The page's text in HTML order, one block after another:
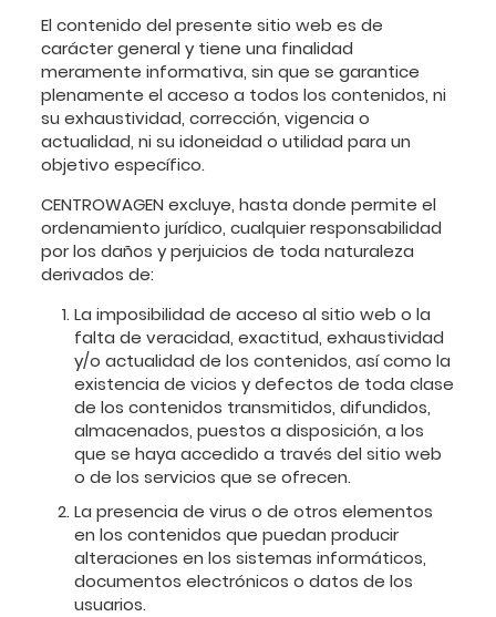
El contenido del presente sitio web es de
carácter general y tiene una finalidad
meramente informativa, sin que se garantice
plenamente el acceso a todos los contenidos, ni
su exhaustividad, corrección, vigencia o
actualidad, ni su idoneidad o utilidad para un
objetivo específico.
CENTROWAGEN excluye, hasta donde permite el
ordenamiento jurídico, cualquier responsabilidad
por los daños y perjuicios de toda naturaleza
derivados de:
La imposibilidad de acceso al sitio web o la
falta de veracidad, exactitud, exhaustividad
y/o actualidad de los contenidos, así como la
existencia de vicios y defectos de toda clase
de los contenidos transmitidos, difundidos,
almacenados, puestos a disposición, a los
que se haya accedido a través del sitio web
o de los servicios que se ofrecen.
La presencia de virus o de otros elementos
en los contenidos que puedan producir
alteraciones en los sistemas informáticos,
documentos electrónicos o datos de los
usuarios.